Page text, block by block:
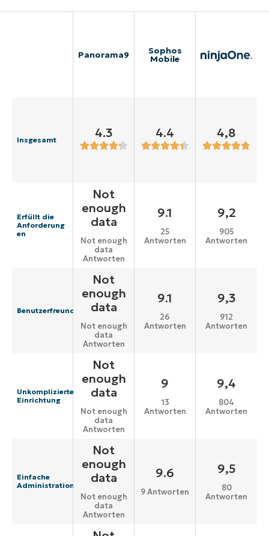
Panorama9 Sophos
Mobile
Insgesamt 4.3 4.4 4,8
Erfüllt die
Anforderung
en
Not
enough
data
Not enough
data
Antworten
9.1
25
Antworten
9,2
905
Antworten
Benutzerfreundlichkeit
Not
enough
data
Not enough
data
Antworten
9.1
26
Antworten
9,3
912
Antworten
Unkomplizierte
Einrichtung
Not
enough
data
Not enough
data
Antworten
9
13
Antworten
9,4
804
Antworten
Einfache
Administration
Not
enough
data
Not enough
data
Antworten
9.6
9 Antworten
9,5
80
Antworten